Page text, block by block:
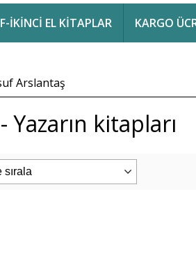
İKİNCİ EL KİTAPLAR KARGO
Arslantaş
kitapları